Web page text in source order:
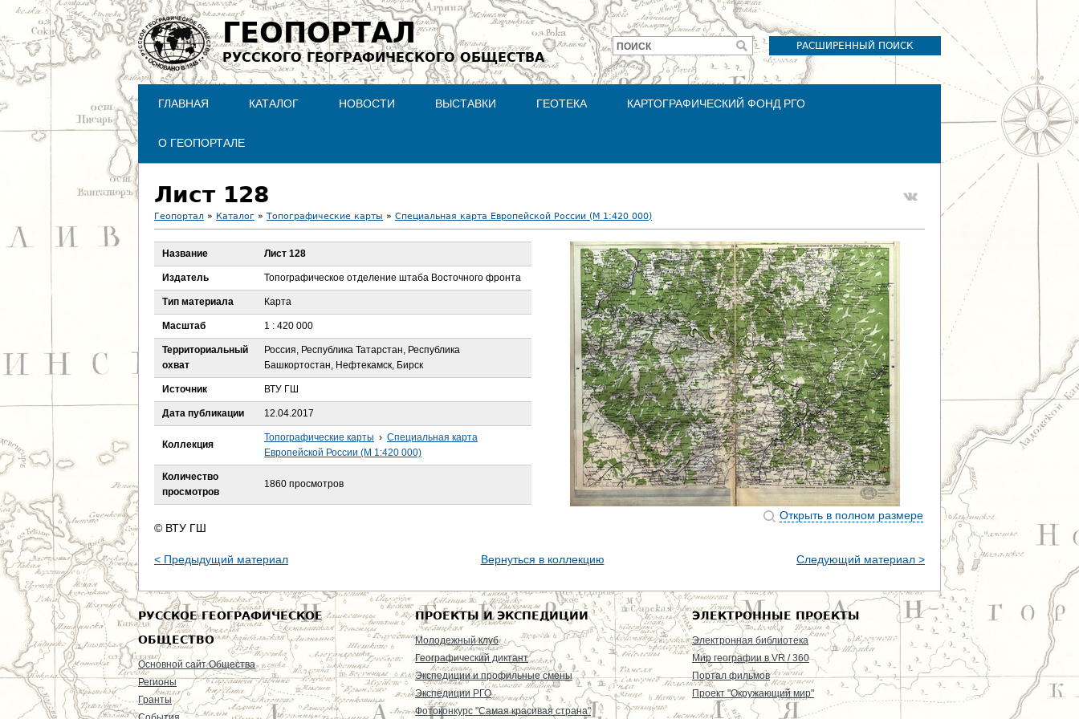
Jump to navigation
ГЕОПОРТАЛ
РУССКОГО ГЕОГРАФИЧЕСКОГО ОБЩЕСТВА
РАСШИРЕННЫЙ ПОИСК
Форма
поиска
ПОИСК
ГЛАВНАЯ КАТАЛОГ НОВОСТИ ВЫСТАВКИ ГЕОТЕКА КАРТОГРАФИЧЕСКИЙ ФОНД РГО
О ГЕОПОРТАЛЕ
Лист 128
В
ы
д
е
с
ь
Геопортал » Каталог » Топографические карты » Специальная карта Европейской России (М 1:420 000)
Открыть в полном размере
Название Лист 128
Издатель Топографическое отделение штаба Восточного фронта
Тип материала Карта
Масштаб 1 : 420 000
Территориальный
охват
Россия, Республика Татарстан, Республика
Башкортостан, Нефтекамск, Бирск
Источник ВТУ ГШ
Дата публикации 12.04.2017
Коллекция
Топографические карты › Специальная карта
Европейской России (М 1:420 000)
Количество
просмотров
1860 просмотров
© ВТУ ГШ
< Предыдущий материал Вернуться в коллекцию Следующий материал >
РУССКОЕ ГЕОГРАФИЧЕСКОЕ
ОБЩЕСТВО
Основной сайт Общества
Регионы
Гранты
ПРОЕКТЫ И ЭКСПЕДИЦИИ
Молодежный клуб
Географический диктант
Экспедиции и профильные смены
Экспедиции РГО
Фотоконкурс "Самая красивая страна"
ЭЛЕКТРОННЫЕ ПРОЕКТЫ
Электронная библиотека
Мир географии в VR / 360
Портал фильмов
Проект "Окружающий мир"